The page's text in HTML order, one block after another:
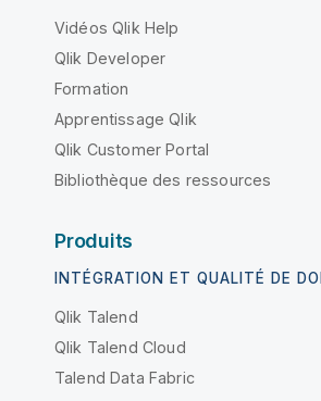
Vidéos Qlik Help
Qlik Developer
Formation
Apprentissage Qlik
Qlik Customer Portal
Bibliothèque des ressources
Produits
INTÉGRATION ET QUALITÉ DE
Qlik Talend
Qlik Talend Cloud
Talend Data Fabric